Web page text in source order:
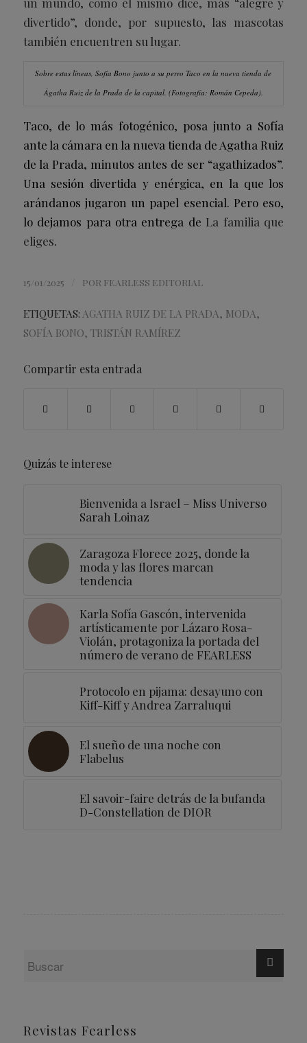
divertido”, donde, por supuesto, las mascotas
también encuentren su lugar.
Sobre estas líneas, Sofía Bono junto a su perro Taco en la nueva tienda de
Ágatha Ruiz de la Prada de la capital. (Fotografía: Román Cepeda).
Taco, de lo más fotogénico, posa junto a Sofía
ante la cámara en la nueva tienda de Agatha Ruiz
de la Prada, minutos antes de ser “agathizados”.
Una sesión divertida y enérgica, en la que los
arándanos jugaron un papel esencial. Pero eso,
lo dejamos para otra entrega de La familia que
eliges.
15/01/2025 POR FEARLESS EDITORIAL
ETIQUETAS: AGATHA RUIZ DE LA PRADA, MODA,
SOFÍA BONO, TRISTÁN RAMÍREZ
Compartir esta entrada
Quizás te interese
Bienvenida a Israel – Miss Universo
Sarah Loinaz
Zaragoza Florece 2025, donde la
moda y las flores marcan
tendencia
Karla Sofía Gascón, intervenida
artísticamente por Lázaro Rosa-
Violán, protagoniza la portada del
número de verano de FEARLESS
Protocolo en pijama: desayuno con
Kiff-Kiff y Andrea Zarraluqui
El sueño de una noche con
Flabelus
El savoir-faire detrás de la bufanda
D-Constellation de DIOR
Revistas Fearless